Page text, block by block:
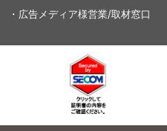
・広告メディア様営業/取材窓口